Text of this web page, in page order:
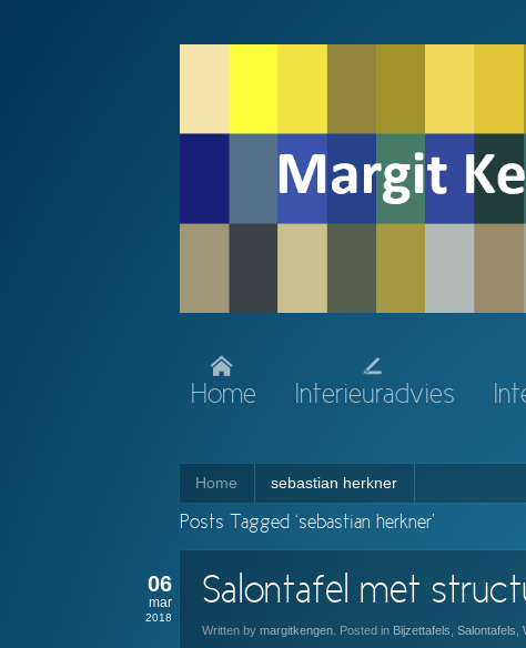
Home Interieuradvies
Home sebastian herkner
Posts Tagged ‘sebastian herkner’
06
mar
2018
Salontafel met
Written by margitkengen . Posted in Bijzettafels Salontafels